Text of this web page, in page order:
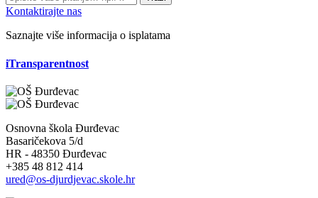
Kontaktirajte nas
Saznajte više informacija o isplatama
iTransparentnost
Osnovna škola Đurđevac
Basaričekova 5/d
HR - 48350 Đurđevac
+385 48 812 414
ured@os-djurdjevac.skole.hr